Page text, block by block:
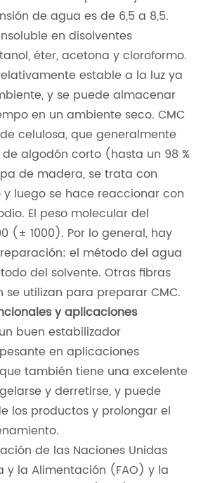
de agua es de 6,5 a 8,5.
en disolventes
éter, acetona y cloroformo.
estable a la luz ya
y se puede almacenar
en un ambiente seco. CMC
celulosa, que generalmente
algodón corto (hasta un 98 %
de madera, se trata con
luego se hace reaccionar con
El peso molecular del
(± 1000). Por lo general, hay
el método del agua
del solvente. Otras fibras
utilizan para preparar CMC.
y aplicaciones
buen estabilizador
en aplicaciones
también tiene una excelente
y derretirse, y puede
los productos y prolongar el
de las Naciones Unidas
y la Alimentación (FAO) y la